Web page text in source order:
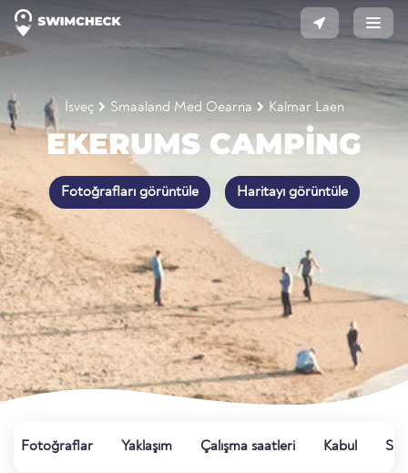
İsveç Smaaland Med Oearna Kalmar Laen
EKERUMS CAMPING
Fotoğrafları görüntüle Haritayı görüntüle
Fotoğraflar Yaklaşım Çalışma saatleri Kabul Su